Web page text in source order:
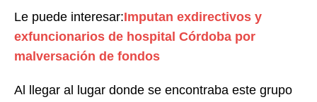
Le puede interesar:Imputan exdirectivos y
exfuncionarios de hospital Córdoba por
malversación de fondos
Al llegar al lugar donde se encontraba este grupo